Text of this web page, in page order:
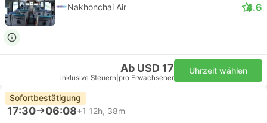
Nakhonchai Air 4.6
Ab USD 17
inklusive Steuern pro Erwachsener
Uhrzeit wählen
Sofortbestätigung
17:30 06:08+1 12h, 38m